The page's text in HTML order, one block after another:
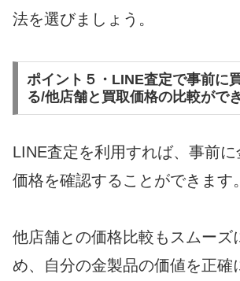
法を選びましょう。
ポイント５・LINE査定で事前に
る/他店舗と買取価格の比較がで
LINE査定を利用すれば、事前に
価格を確認することができます。
他店舗との価格比較もスムーズ
め、自分の金製品の価値を正確